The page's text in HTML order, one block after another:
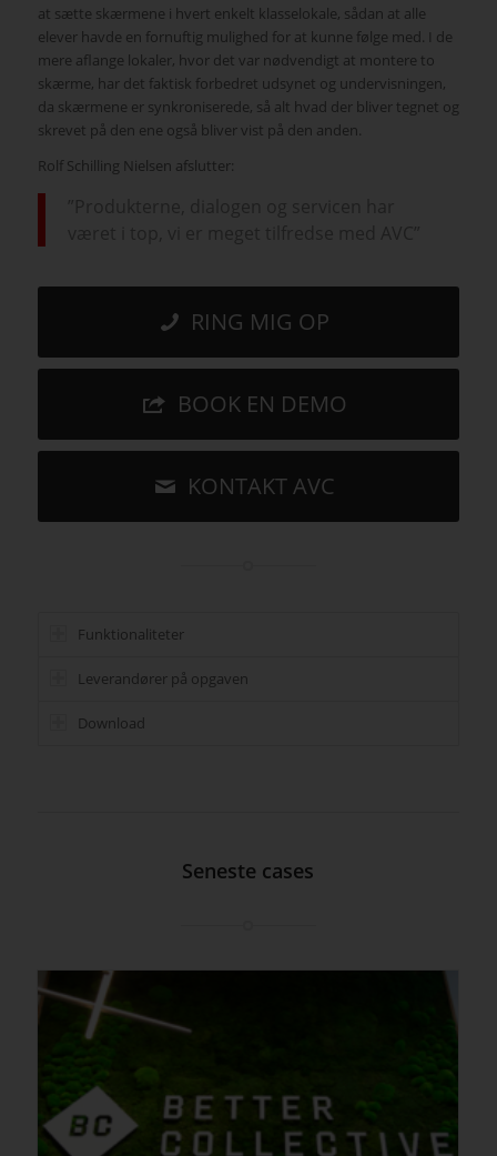
at sætte skærmene i hvert enkelt klasselokale, sådan at alle
elever havde en fornuftig mulighed for at kunne følge med. I de
mere aflange lokaler, hvor det var nødvendigt at montere to
skærme, har det faktisk forbedret udsynet og undervisningen,
da skærmene er synkroniserede, så alt hvad der bliver tegnet og
skrevet på den ene også bliver vist på den anden.
Rolf Schilling Nielsen afslutter:
RING MIG OP
BOOK EN DEMO
KONTAKT AVC
Funktionaliteter
Leverandører på opgaven
Download
Seneste cases